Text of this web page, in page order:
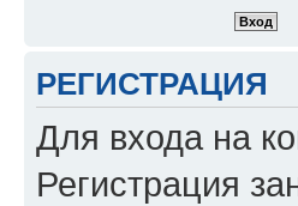
РЕГИСТРАЦИЯ
Для входа на
Регистрация